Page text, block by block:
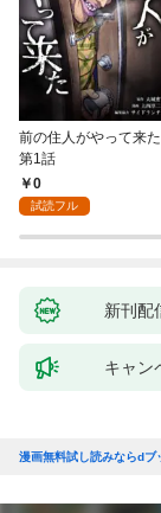
前の住人がやって来た
第1話
0
試読フル
新刊配
キャン
漫画無料試し読みならdブ